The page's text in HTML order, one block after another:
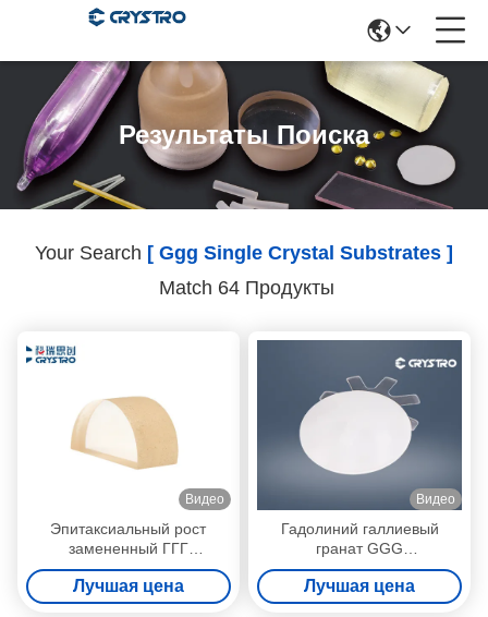
Результаты Поиска
Your Search [ Ggg Single Crystal Substrates ]
Match 64 Продукты
Видео
Эпитаксиальный рост
замененный ГГГ
однокристаллические
субстраты
Лучшая цена
Видео
Гадолиний галлиевый
гранат GGG
однокристаллический
субстрат для YIG и BIG-
пленки
Лучшая цена